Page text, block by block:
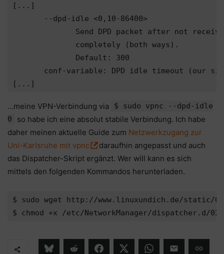
[...]
       --dpd-idle <0,10-86400>
Send DPD packet after not
              completely (both ways).
              Default: 300
conf-variable: DPD idle timeout (our
…meine VPN-Verbindung via
$ sudo vpnc --dpd-idle
0
so habe ich eine absolut stabile Verbindung. Ich habe
daher meinen aktuelle Guide zum Netzwerkzugang zur
Uni-Karlsruhe mit vpnc
daraufhin angepasst und auch
das Dispatcher-Skript ergänzt. Wer will kann es sich
mittels den folgenden Kommandos herunterladen.
$ sudo wget http://www.linuxundich.de/static/